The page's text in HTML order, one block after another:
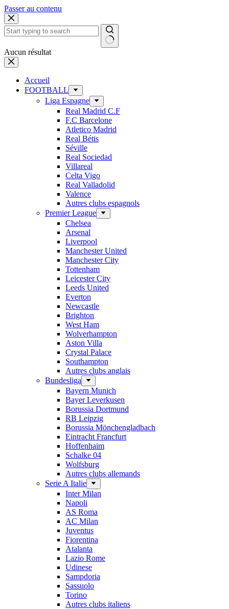
Passer au contenu
Aucun résultat
Accueil
FOOTBALL
Liga Espagne
Real Madrid C.F
F.C Barcelone
Atletico Madrid
Real Bétis
Séville
Real Sociedad
Villareal
Celta Vigo
Real Valladolid
Valence
Autres clubs espagnols
Premier League
Chelsea
Arsenal
Liverpool
Manchester United
Manchester City
Tottenham
Leicester City
Leeds United
Everton
Newcastle
Brighton
West Ham
Wolverhampton
Aston Villa
Crystal Palace
Southampton
Autres clubs anglais
Bundesliga
Bayern Munich
Bayer Leverkusen
Borussia Dortmund
RB Leipzig
Borussia Mönchengladbach
Eintracht Francfurt
Hoffenhaim
Schalke 04
Wolfsburg
Autres clubs allemands
Serie A Italie
Inter Milan
Napoli
AS Roma
AC Milan
Juventus
Fiorentina
Atalanta
Lazio Rome
Udinese
Sampdoria
Sassuolo
Torino
Autres clubs italiens